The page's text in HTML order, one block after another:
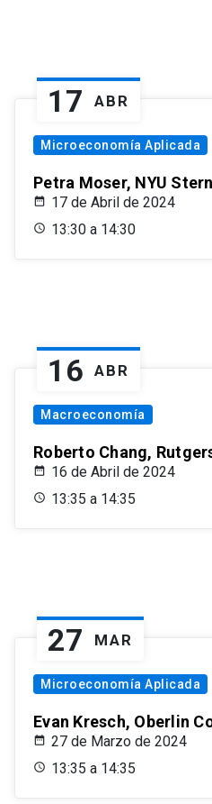
17 ABR
Microeconomía Aplicada
Petra Moser, NYU Stern
17 de Abril de 2024
13:30 a 14:30
16 ABR
Macroeconomía
Roberto Chang,
16 de Abril de 2024
13:35 a 14:35
27 MAR
Microeconomía Aplicada
Evan Kresch, Oberlin
27 de Marzo de 2024
13:35 a 14:35